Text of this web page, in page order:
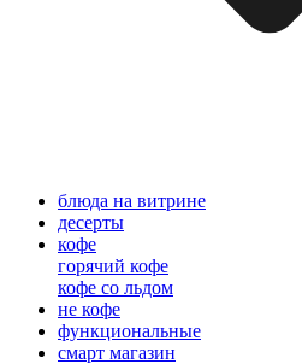
блюда на витрине
десерты
кофе
горячий кофе
кофе со льдом
не кофе
функциональные
смарт магазин